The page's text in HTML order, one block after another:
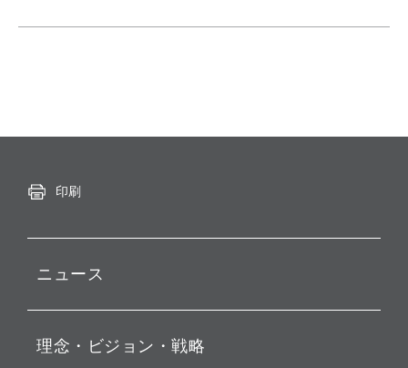
印刷
ニュース
お知らせ
理念・ビジョン・戦略